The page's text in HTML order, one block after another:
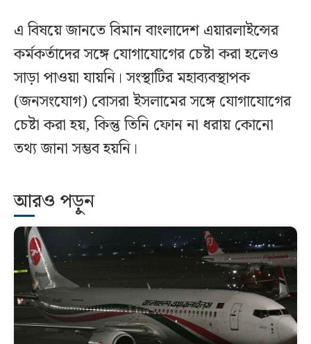
এ বিষয়ে জানতে বিমান বাংলাদেশ এয়ারলাইন্সের
কর্মকর্তাদের সঙ্গে যোগাযোগের চেষ্টা করা হলেও
সাড়া পাওয়া যায়নি। সংস্থাটির মহাব্যবস্থাপক
(জনসংযোগ) বোসরা ইসলামের সঙ্গে যোগাযোগের
চেষ্টা করা হয়, কিন্তু তিনি ফোন না ধরায় কোনো
তথ্য জানা সম্ভব হয়নি।
আরও পড়ুন